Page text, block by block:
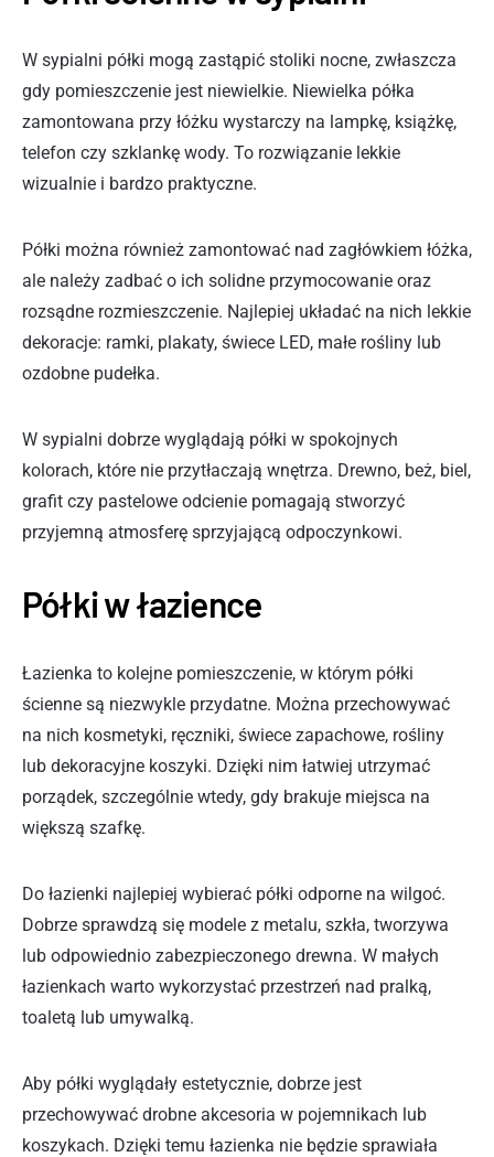
W sypialni półki mogą zastąpić stoliki nocne, zwłaszcza
gdy pomieszczenie jest niewielkie. Niewielka półka
zamontowana przy łóżku wystarczy na lampkę, książkę,
telefon czy szklankę wody. To rozwiązanie lekkie
wizualnie i bardzo praktyczne.
Półki można również zamontować nad zagłówkiem łóżka,
ale należy zadbać o ich solidne przymocowanie oraz
rozsądne rozmieszczenie. Najlepiej układać na nich lekkie
dekoracje: ramki, plakaty, świece LED, małe rośliny lub
ozdobne pudełka.
W sypialni dobrze wyglądają półki w spokojnych
kolorach, które nie przytłaczają wnętrza. Drewno, beż, biel,
grafit czy pastelowe odcienie pomagają stworzyć
przyjemną atmosferę sprzyjającą odpoczynkowi.
Półki w łazience
Łazienka to kolejne pomieszczenie, w którym półki
ścienne są niezwykle przydatne. Można przechowywać
na nich kosmetyki, ręczniki, świece zapachowe, rośliny
lub dekoracyjne koszyki. Dzięki nim łatwiej utrzymać
porządek, szczególnie wtedy, gdy brakuje miejsca na
większą szafkę.
Do łazienki najlepiej wybierać półki odporne na wilgoć.
Dobrze sprawdzą się modele z metalu, szkła, tworzywa
lub odpowiednio zabezpieczonego drewna. W małych
łazienkach warto wykorzystać przestrzeń nad pralką,
toaletą lub umywalką.
Aby półki wyglądały estetycznie, dobrze jest
przechowywać drobne akcesoria w pojemnikach lub
koszykach. Dzięki temu łazienka nie będzie sprawiała